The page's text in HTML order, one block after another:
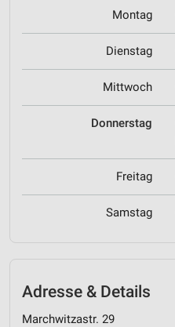
Montag
Dienstag
Mittwoch
Donnerstag
Freitag
Samstag
Adresse & Details
Marchwitzastr. 29